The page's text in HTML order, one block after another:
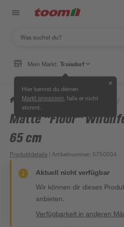
Mein Markt: Troisdorf
Hier kannst du deinen
Markt anpassen , falls er nicht
stimmt.
✕
/ Bad & Sanitär / Badsicherheit /
Matte "Floor"
65 cm
Produktdetails | Artikelnummer: 5750034
Aktuell nicht verfügbar
Wir können dir dieses
anbieten.
Verfügbarkeit in anderen